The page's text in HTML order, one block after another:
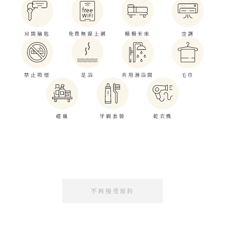
房間鑰匙 免費無線上網 榻榻米床 空調
禁止吸煙 足浴 共用淋浴間 毛巾
禮儀 牙刷套裝 乾衣機
不再接受預約